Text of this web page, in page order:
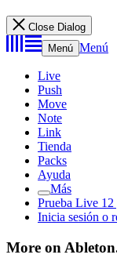
Close Dialog
Menú Menú
Live
Push
Move
Note
Link
Tienda
Packs
Ayuda
Más
Prueba Live 12
Inicia sesión o
More on